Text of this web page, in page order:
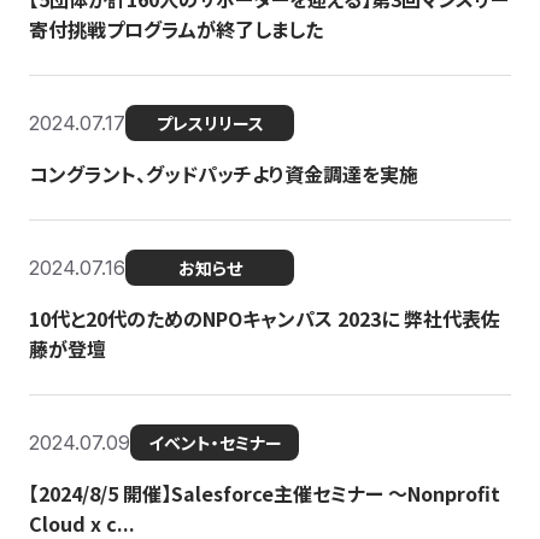
寄付挑戦プログラムが終了しました
2024.07.17 プレスリリース
コングラント、グッドパッチより資金調達を実施
2024.07.16 お知らせ
10代と20代のためのNPOキャンパス 2023に 弊社代表佐
藤が登壇
2024.07.09 イベント・セミナー
【2024/8/5 開催】Salesforce主催セミナー 〜Nonprofit
Cloud x c...